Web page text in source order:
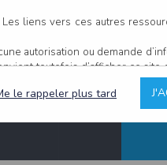
à
liens vers ces autres
autorisation ou demande
toutefois d’afficher ce site
estime non conforme à
comme étant fiables.
typographiques.
le rappeler plus tard